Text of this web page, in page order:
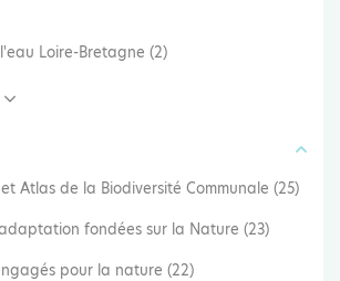
Loire-Bretagne (2)
Atlas de la Biodiversité Communale (25)
fondées sur la Nature (23)
pour la nature (22)